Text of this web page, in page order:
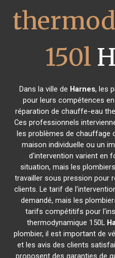
150l
Dans la ville de Harnes, les
pour leurs compétences
réparation de chauffe-eau
Ces professionnels
les problèmes de chauffage
maison individuelle ou un
d'intervention varient en
situation, mais les
travailler sous pression pour
clients. Le tarif de
demandé, mais les
tarifs compétitifs pour
thermodynamique 150L
plombier, il est important de
et les avis des clients
proposent des garanties de